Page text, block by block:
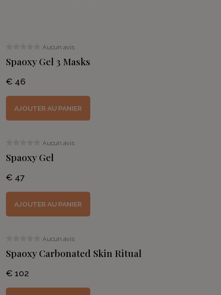
Aucun avis
Spaoxy Gel 3 Masks
€ 46
AJOUTER AU PANIER
Aucun avis
Spaoxy Gel
€ 47
AJOUTER AU PANIER
Aucun avis
Spaoxy Carbonated Skin Ritual
€ 102